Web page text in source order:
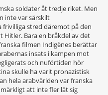
soldater åt tredje riket. Men
inte var särskilt
frivilliga stred däremot på den
Hitler. Bara en bråkdel av det
filmen Indigènes berättar
insats i kampen mot
och nuförtiden hör
skulle ha varit pronazistisk
hela arabvärlden var franska
att inte fler lät sig